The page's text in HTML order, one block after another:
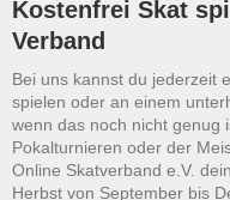
Kostenfrei Skat
Verband
Bei uns kannst du jederzeit
spielen oder an einem
wenn das noch nicht genug
Pokalturnieren oder der
Online Skatverband e.V.
Herbst von September bis